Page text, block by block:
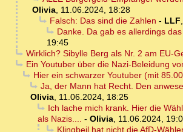
Olivia, 11.06.2024, 18:28
Falsch: Das sind die Zahlen - LLF,
Danke. Da gab es allerdings
19:45
Wirklich? Sibylle Berg als Nr. 2 am EU-
Ein Youtuber über die Nazi-Beleidung
Hier ein schwarzer Youtuber (mit
Ja, der Mann hat Recht. Den
Olivia, 11.06.2024, 18:25
Ich lache mich krank. Hier die
als Nazis.... - Olivia, 11.06.2024,
Klingbeil hat nicht die AfD-